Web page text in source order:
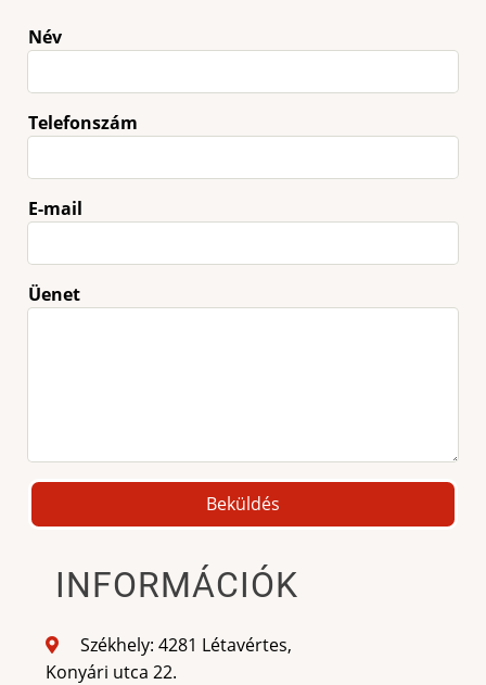
Név
Telefonszám
E-mail
Üenet
INFORMÁCIÓK
Székhely: 4281 Létavértes,
Konyári utca 22.